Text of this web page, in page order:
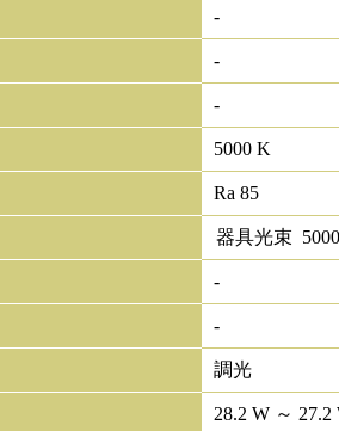
-
-
-
5000 K
Ra 85
器具光束
-
-
調光
28.2 W ～ 27.2